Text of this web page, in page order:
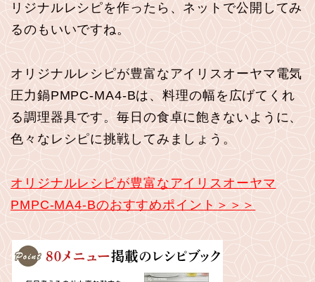
リジナルレシピを作ったら、ネットで公開してみ
るのもいいですね。
オリジナルレシピが豊富なアイリスオーヤマ電気
圧力鍋PMPC-MA4-Bは、料理の幅を広げてくれ
る調理器具です。毎日の食卓に飽きないように、
色々なレシピに挑戦してみましょう。
オリジナルレシピが豊富なアイリスオーヤマ
PMPC-MA4-Bのおすすめポイント＞＞＞